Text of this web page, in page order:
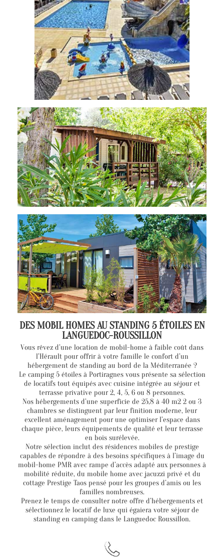
DES MOBIL HOMES AU STANDING 5 ÉTOILES EN
LANGUEDOC-ROUSSILLON
Vous rêvez d’une location de mobil-home à faible coût dans
l’Hérault pour offrir à votre famille le confort d’un
hébergement de standing au bord de la Méditerranée ?
Le camping 5 étoiles à Portiragnes vous présente sa sélection
de locatifs tout équipés avec cuisine intégrée au séjour et
terrasse privative pour 2, 4, 5, 6 ou 8 personnes.
Nos hébergements d’une superficie de 25,8 à 40 m2 2 ou 3
chambres se distinguent par leur finition moderne, leur
excellent aménagement pour une optimiser l’espace dans
chaque pièce, leurs équipements de qualité et leur terrasse
en bois surélevée.
Notre sélection inclut des résidences mobiles de prestige
capables de répondre à des besoins spécifiques à l’image du
mobil-home PMR avec rampe d’accès adapté aux personnes à
mobilité réduite, du mobile home avec jacuzzi privé et du
cottage Prestige Taos pensé pour les groupes d’amis ou les
familles nombreuses.
Prenez le temps de consulter notre offre d’hébergements et
sélectionnez le locatif de luxe qui égaiera votre séjour de
standing en camping dans le Languedoc Roussillon.